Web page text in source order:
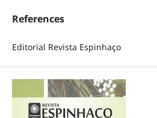
References
Editorial Revista Espinhaço